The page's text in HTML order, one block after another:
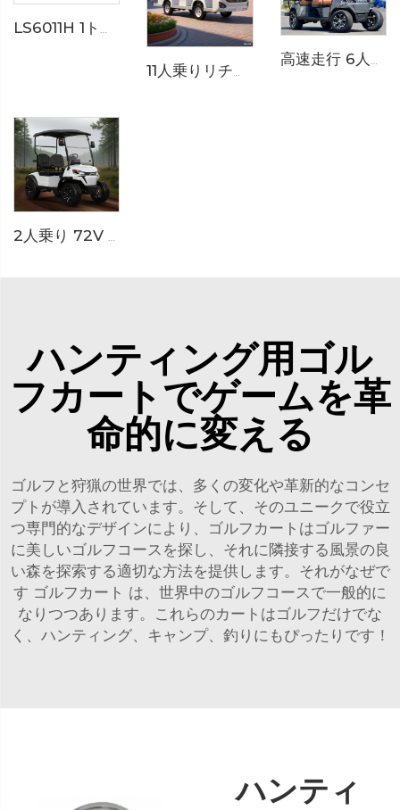
高速走行 6人乗り リチウムイオンバッテリー 電気ゴルフカート LS2043KSZ
ハンティング用ゴル
フカートでゲームを革
命的に変える
ゴルフと狩猟の世界では、多くの変化や革新的なコンセ
プトが導入されています。そして、そのユニークで役立
つ専門的なデザインにより、ゴルフカートはゴルファー
に美しいゴルフコースを探し、それに隣接する風景の良
い森を探索する適切な方法を提供します。それがなぜで
す ゴルフカート は、世界中のゴルフコースで一般的に
なりつつあります。これらのカートはゴルフだけでな
く、ハンティング、キャンプ、釣りにもぴったりです！
ハンティ